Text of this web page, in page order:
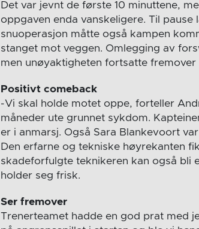
Det var jevnt de første 10 minuttene,
oppgaven enda vanskeligere. Til
snuoperasjon måtte også kampen
stanget mot veggen. Omlegging av
men unøyaktigheten fortsatte fremover
Positivt comeback
-Vi skal holde motet oppe, forteller
måneder ute grunnet sykdom.
er i anmarsj. Også Sara Blankevoort
Den erfarne og tekniske høyrekanten
skadeforfulgte teknikeren kan også bli
holder seg frisk.
Ser fremover
Trenerteamet hadde en god prat med